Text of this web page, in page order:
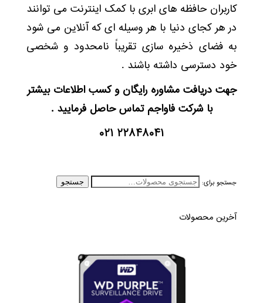
کاربران حافظه های ابری با کمک اینترنت می توانند
در هر کجای دنیا با هر وسیله ای که آنلاین می شود
به فضای ذخیره سازی تقریباً نامحدود و شخصی
خود دسترسی داشته باشند .
جهت دریافت مشاوره رایگان و کسب اطلاعات بیشتر
با شرکت فاواجم تماس حاصل فرمایید .
۲۲۸۴۸۰۴۱ ۰۲۱
جستجو برای: جستجو
آخرین محصولات